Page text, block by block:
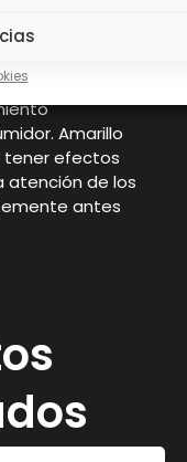
seco, lejos de la
causados por
Amarillo
tener efectos
atención de los
antes